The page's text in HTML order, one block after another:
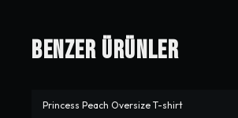
Benzer Ürünler
-%10
Princess Peach Oversize T-shirt